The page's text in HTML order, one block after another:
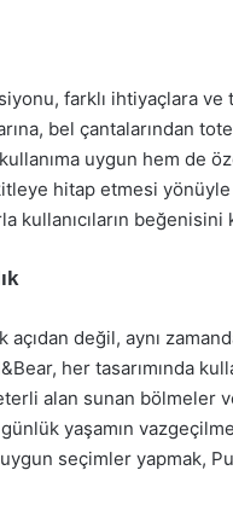
farklı ihtiyaçlara
bel çantalarından
uygun hem de
hitap etmesi
kullanıcıların beğenisini
değil, aynı
her tasarımında
alan sunan bölmeler
yaşamın
seçimler yapmak,